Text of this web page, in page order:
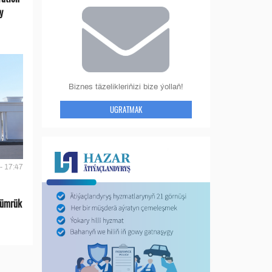
17:47
Biznes täzelikleriňizi bize ýollaň!
UGRATMAK